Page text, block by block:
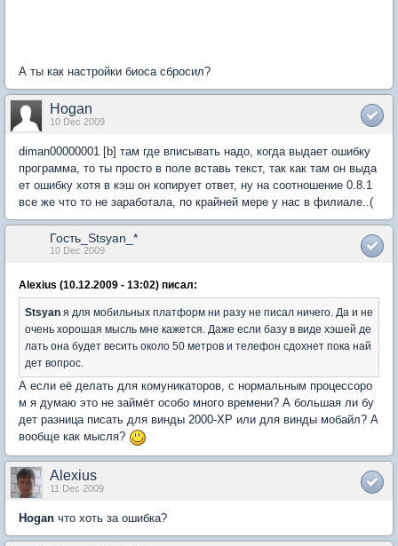
А ты как настройки биоса сбросил?
Hogan
10 Dec 2009
diman00000001 [b] там где вписывать надо, когда выдает ошибку
программа, то ты просто в поле вставь текст, так как там он выда
ет ошибку хотя в кэш он копирует ответ, ну на соотношение 0.8.1
все же что то не заработала, по крайней мере у нас в филиале..(
Гость_Stsyan_*
10 Dec 2009
Alexius (10.12.2009 - 13:02) писал:
Stsyan я для мобильных платформ ни разу не писал ничего. Да и не
очень хорошая мысль мне кажется. Даже если базу в виде хэшей де
лать она будет весить около 50 метров и телефон сдохнет пока най
дет вопрос.
А если её делать для комуникаторов, с нормальным процессоро
м я думаю это не займёт особо много времени? А большая ли бу
дет разница писать для винды 2000-XP или для винды мобайл? А
вообще как мысля?
Alexius
11 Dec 2009
Hogan что хоть за ошибка?